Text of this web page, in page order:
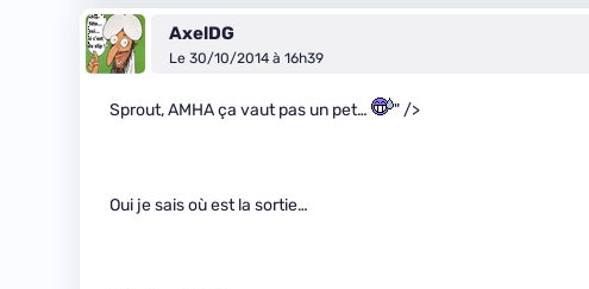
AxelDG
Le 30/10/2014 à 16h39
Sprout, AMHA ça vaut pas un pet… " />
Oui je sais où est la sortie…